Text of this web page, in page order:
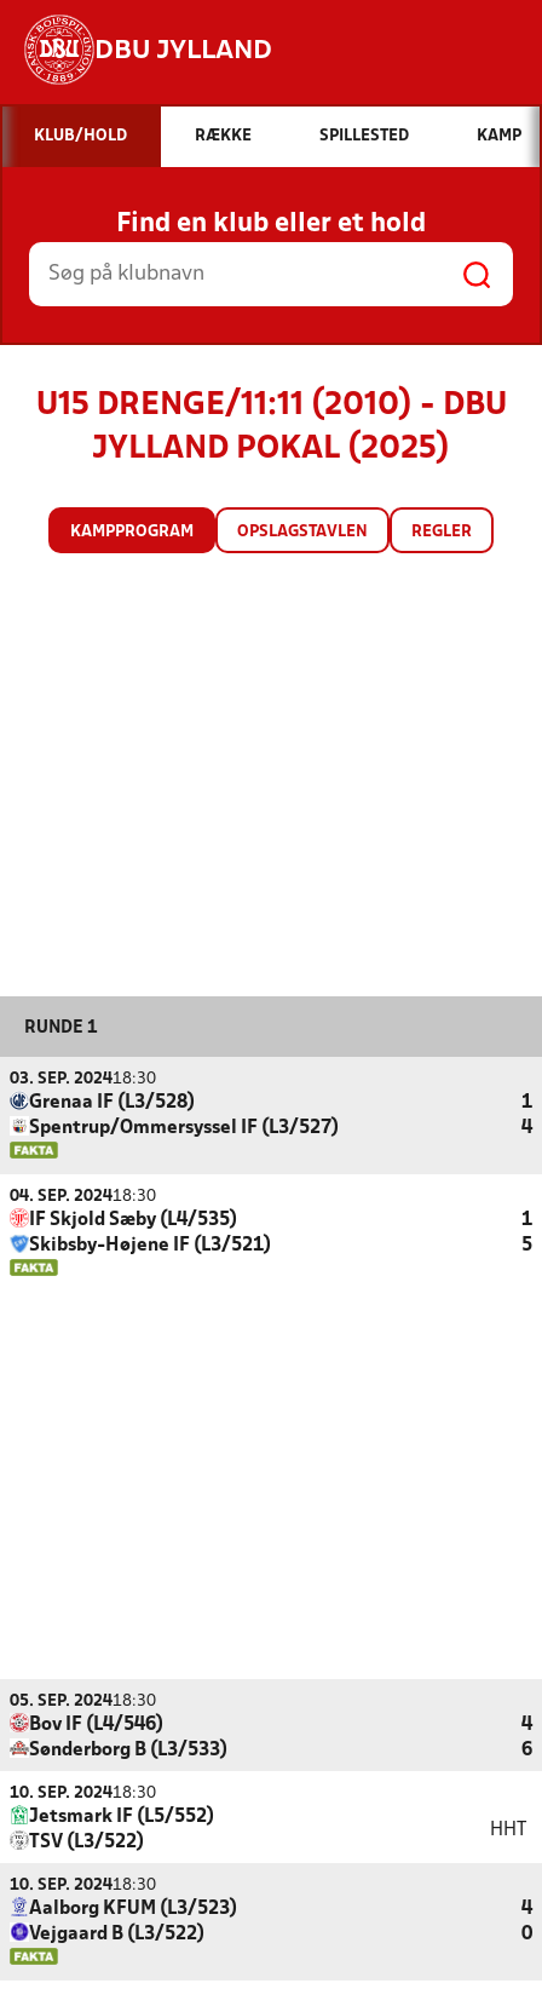
DBU JYLLAND
Hvad vil du søge efter?
INDHOLD OG NYHEDER
STILLINGER, RESULTATER, KLUBBER OG
HOLD
KLUB/HOLD RÆKKE SPILLESTED KAMP
Find en klub eller et hold
U15 DRENGE/11:11 (2010) - DBU
JYLLAND POKAL (2025)
KAMPPROGRAM OPSLAGSTAVLEN REGLER
RUNDE 1
03. SEP. 202418:30
Grenaa IF (L3/528)
1
Spentrup/Ommersyssel IF (L3/527)
4
04. SEP. 202418:30
IF Skjold Sæby (L4/535)
1
Skibsby-Højene IF (L3/521)
5
05. SEP. 202418:30
Bov IF (L4/546)
4
Sønderborg B (L3/533)
6
10. SEP. 202418:30
Jetsmark IF (L5/552)
TSV (L3/522)
HHT
10. SEP. 202418:30
Aalborg KFUM (L3/523)
4
Vejgaard B (L3/522)
0